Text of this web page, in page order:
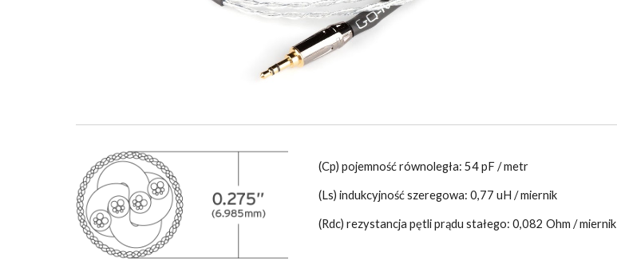
(Cp) pojemność równoległa: 54 pF / metr
(Ls) indukcyjność szeregowa: 0,77 uH / miernik
(Rdc) rezystancja pętli prądu stałego: 0,082 Ohm / miernik